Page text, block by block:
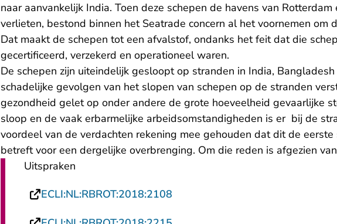
naar aanvankelijk India. Toen deze schepen de havens van
verlieten, bestond binnen het Seatrade concern al het voornemen om
Dat maakt de schepen tot een afvalstof, ondanks het feit dat die
gecertificeerd, verzekerd en operationeel waren.
De schepen zijn uiteindelijk gesloopt op stranden in India,
schadelijke gevolgen van het slopen van schepen op de stranden
gezondheid gelet op onder andere de grote hoeveelheid gevaarlijke
sloop en de vaak erbarmelijke arbeidsomstandigheden is er bij de
voordeel van de verdachten rekening mee gehouden dat dit de
betreft voor een dergelijke overbrenging. Om die reden is afgezien
Uitspraken
ECLI:NL:RBROT:2018:2108